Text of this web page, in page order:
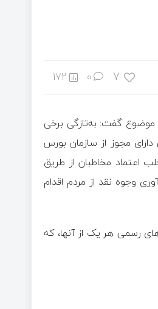
7
0
172
موضوع گفت: به‌تازگی برخی
مجوز از سازمان بورس
اعتماد مخاطبان از طریق
وجوه نقد از مردم اقدام
رسمی هر یک از آنها، که